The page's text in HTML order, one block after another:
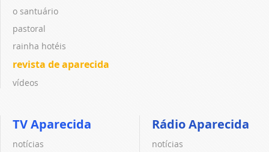
o santuário
pastoral
rainha hotéis
revista de aparecida
vídeos
TV Aparecida
notícias
Rádio Aparecida
notícias